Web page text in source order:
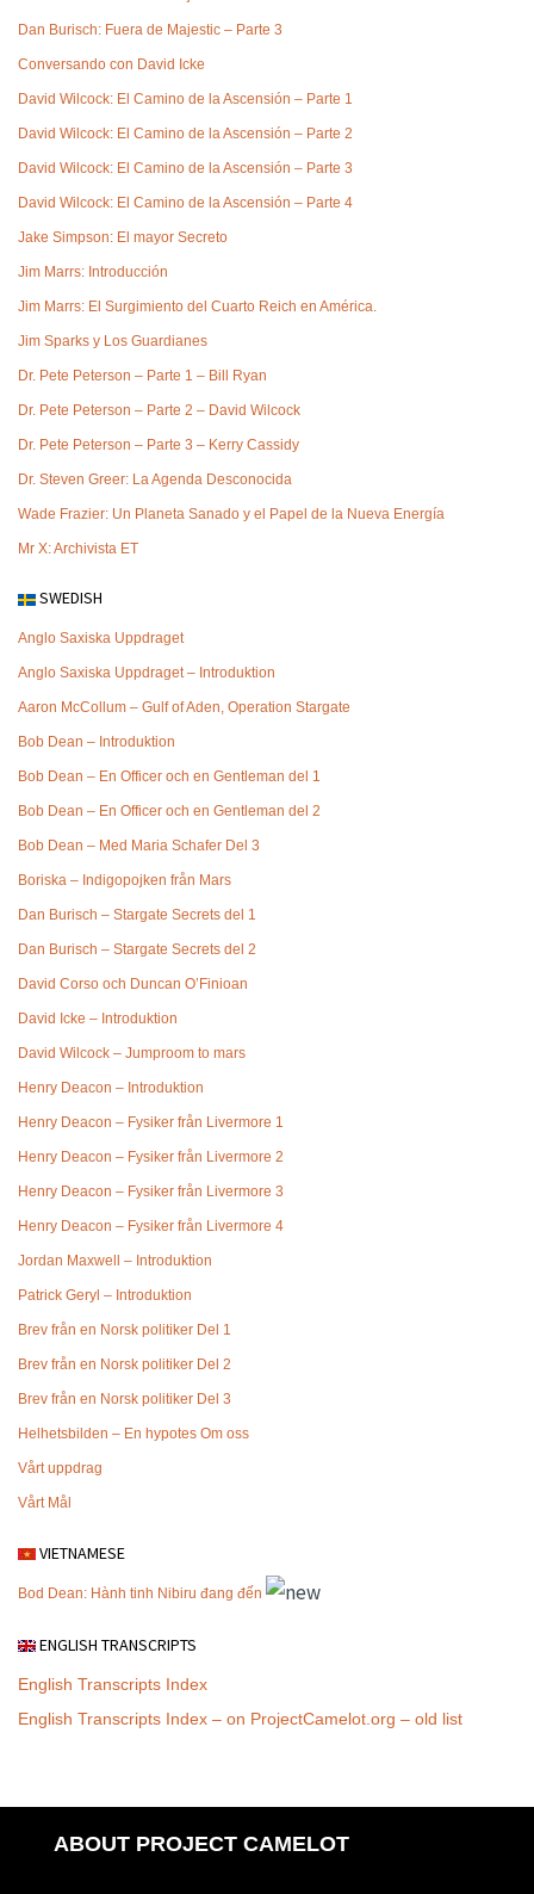
Dan Burisch: Fuera de Majestic – Parte 3
Conversando con David Icke
David Wilcock: El Camino de la Ascensión – Parte 1
David Wilcock: El Camino de la Ascensión – Parte 2
David Wilcock: El Camino de la Ascensión – Parte 3
David Wilcock: El Camino de la Ascensión – Parte 4
Jake Simpson: El mayor Secreto
Jim Marrs: Introducción
Jim Marrs: El Surgimiento del Cuarto Reich en América.
Jim Sparks y Los Guardianes
Dr. Pete Peterson – Parte 1 – Bill Ryan
Dr. Pete Peterson – Parte 2 – David Wilcock
Dr. Pete Peterson – Parte 3 – Kerry Cassidy
Dr. Steven Greer: La Agenda Desconocida
Wade Frazier: Un Planeta Sanado y el Papel de la Nueva Energía
Mr X: Archivista ET
SWEDISH
Anglo Saxiska Uppdraget
Anglo Saxiska Uppdraget – Introduktion
Aaron McCollum – Gulf of Aden, Operation Stargate
Bob Dean – Introduktion
Bob Dean – En Officer och en Gentleman del 1
Bob Dean – En Officer och en Gentleman del 2
Bob Dean – Med Maria Schafer Del 3
Boriska – Indigopojken från Mars
Dan Burisch – Stargate Secrets del 1
Dan Burisch – Stargate Secrets del 2
David Corso och Duncan O’Finioan
David Icke – Introduktion
David Wilcock – Jumproom to mars
Henry Deacon – Introduktion
Henry Deacon – Fysiker från Livermore 1
Henry Deacon – Fysiker från Livermore 2
Henry Deacon – Fysiker från Livermore 3
Henry Deacon – Fysiker från Livermore 4
Jordan Maxwell – Introduktion
Patrick Geryl – Introduktion
Brev från en Norsk politiker Del 1
Brev från en Norsk politiker Del 2
Brev från en Norsk politiker Del 3
Helhetsbilden – En hypotes Om oss
Vårt uppdrag
Vårt Mål
VIETNAMESE
Bod Dean: Hành tinh Nibiru đang đến
ENGLISH TRANSCRIPTS
English Transcripts Index
English Transcripts Index – on ProjectCamelot.org – old list
ABOUT PROJECT CAMELOT